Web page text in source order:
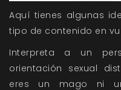
Aquí tienes algunas
tipo de contenido en
Interpreta a un
orientación sexual
eres un mago ni